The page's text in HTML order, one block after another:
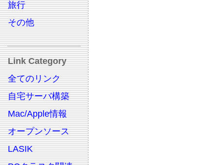
旅行
その他
Link Category
全てのリンク
自宅サーバ構築
Mac/Apple情報
オープンソース
LASIK